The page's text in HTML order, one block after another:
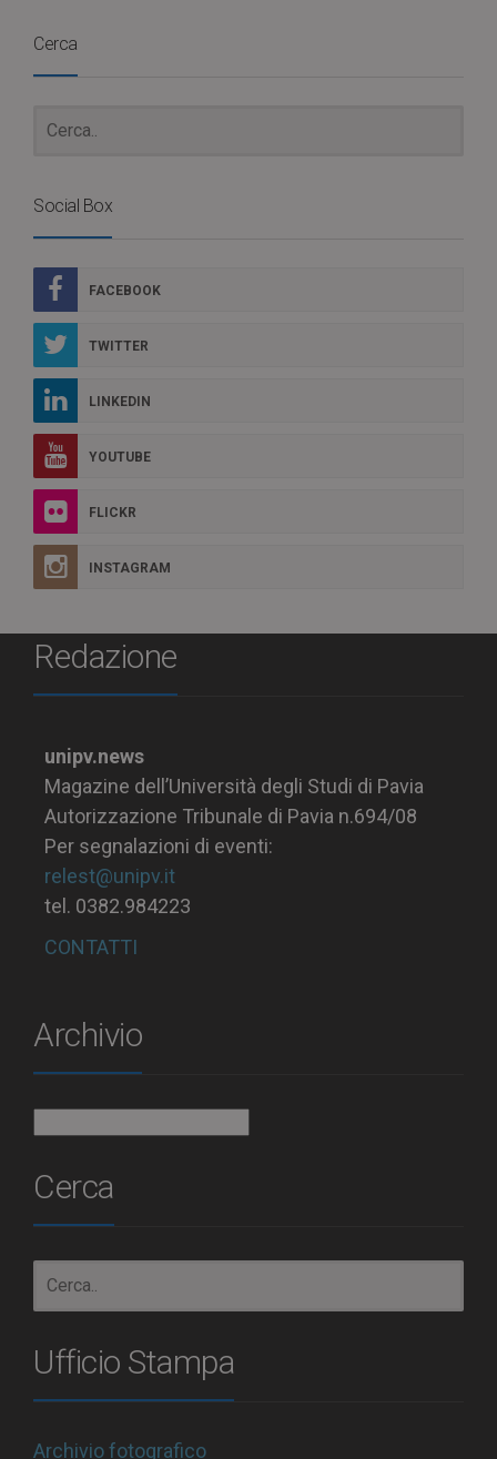
Cerca
Social Box
FACEBOOK
TWITTER
LINKEDIN
YOUTUBE
FLICKR
INSTAGRAM
Redazione
unipv.news
Magazine dell’Università degli Studi di Pavia
Autorizzazione Tribunale di Pavia n.694/08
Per segnalazioni di eventi:
relest@unipv.it
tel. 0382.984223
CONTATTI
Archivio
Cerca
Ufficio Stampa
Archivio fotografico